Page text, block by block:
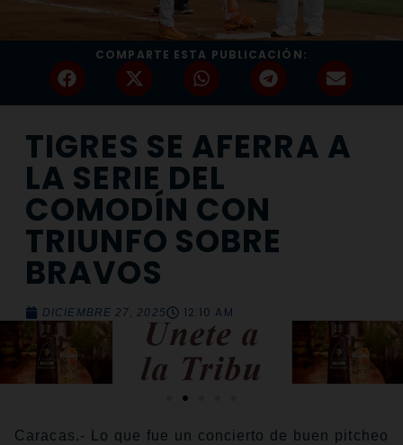
COMPARTE ESTA PUBLICACIÓN:
TIGRES SE AFERRA A
LA SERIE DEL
COMODÍN CON
TRIUNFO SOBRE
BRAVOS
DICIEMBRE 27, 2025 12:10 AM
Caracas.- Lo que fue un concierto de buen pitcheo